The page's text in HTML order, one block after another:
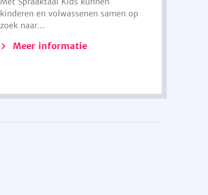
kinderen en volwassenen samen op
zoek naar...
Meer informatie